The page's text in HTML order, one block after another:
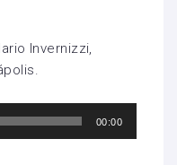
Invernizzi,
00:00